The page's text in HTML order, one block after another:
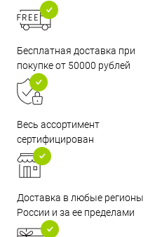
Бесплатная доставка при
покупке от 50000 рублей
Весь ассортимент
сертифицирован
Доставка в любые регионы
России и за ее пределами